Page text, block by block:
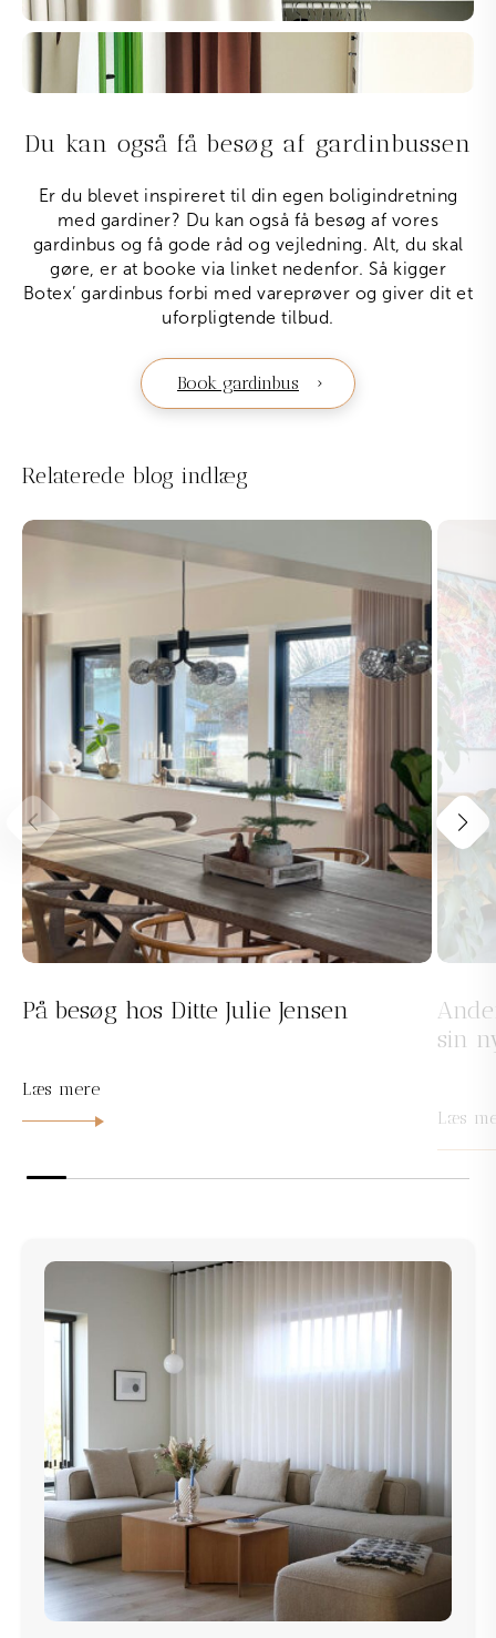
Du kan også få besøg af gardinbussen
Er du blevet inspireret til din egen boligindretning
med gardiner? Du kan også få besøg af vores
gardinbus og få gode råd og vejledning. Alt, du skal
gøre, er at booke via linket nedenfor. Så kigger
Botex’ gardinbus forbi med vareprøver og giver dit et
uforpligtende tilbud.
Book gardinbus
Relaterede blog indlæg
På besøg hos Ditte Julie Jensen
Læs mere
sin
Læs